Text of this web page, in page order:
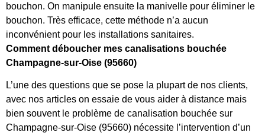
bouchon. On manipule ensuite la manivelle pour éliminer le
bouchon. Très efficace, cette méthode n’a aucun
inconvénient pour les installations sanitaires.
Comment déboucher mes canalisations bouchée
Champagne-sur-Oise (95660)
L’une des questions que se pose la plupart de nos clients,
avec nos articles on essaie de vous aider à distance mais
bien souvent le problème de canalisation bouchée sur
Champagne-sur-Oise (95660) nécessite l’intervention d’un